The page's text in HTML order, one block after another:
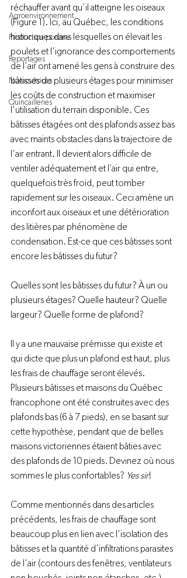
Agroenvironnement
Production porcine
Reportages
Novacultrices
Quincailleries
réchauffer avant qu’il atteigne les oiseaux
(Figure 1). Ici, au Québec, les conditions
historiques dans lesquelles on élevait les
poulets et l'ignorance des comportements
de l'air ont amené les gens à construire des
bâtisses de plusieurs étages pour minimiser
les coûts de construction et maximiser
l'utilisation du terrain disponible. Ces
bâtisses étagées ont des plafonds assez bas
avec maints obstacles dans la trajectoire de
l'air entrant. Il devient alors difficile de
ventiler adéquatement et l’air qui entre,
quelquefois très froid, peut tomber
rapidement sur les oiseaux. Ceci amène un
inconfort aux oiseaux et une détérioration
des litières par phénomène de
condensation. Est-ce que ces bâtisses sont
encore les bâtisses du futur?
Quelles sont les bâtisses du futur? À un ou
plusieurs étages? Quelle hauteur? Quelle
largeur? Quelle forme de plafond?
Il y a une mauvaise prémisse qui existe et
qui dicte que plus un plafond est haut, plus
les frais de chauffage seront élevés.
Plusieurs bâtisses et maisons du Québec
francophone ont été construites avec des
plafonds bas (6 à 7 pieds), en se basant sur
cette hypothèse, pendant que de belles
maisons victoriennes étaient bâties avec
des plafonds de 10 pieds. Devinez où nous
sommes le plus confortables? Yes sir!
Comme mentionnés dans des articles
précédents, les frais de chauffage sont
beaucoup plus en lien avec l'isolation des
bâtisses et la quantité d'infiltrations parasites
de l'air (contours des fenêtres, ventilateurs